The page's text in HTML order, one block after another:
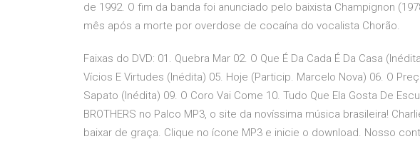
de 1992. O fim da banda foi anunciado pelo baixista Champignon
mês após a morte por overdose de cocaína do vocalista Chorão.
Faixas do DVD: 01. Quebra Mar 02. O Que É Da Cada É Da Casa
Vícios E Virtudes (Inédita) 05. Hoje (Particip. Marcelo Nova) 06. O
Sapato (Inédita) 09. O Coro Vai Come 10. Tudo Que Ela Gosta De
BROTHERS no Palco MP3, o site da novíssima música brasileira!
baixar de graça. Clique no ícone MP3 e inicie o download. Nosso